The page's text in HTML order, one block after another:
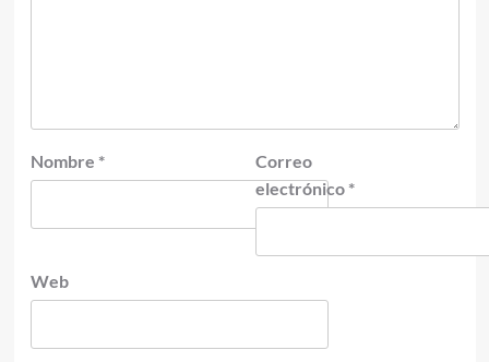
Nombre *
Correo
electrónico *
Web